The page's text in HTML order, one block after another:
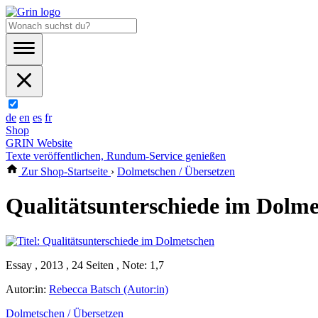
de en es fr
Shop
GRIN Website
Texte veröffentlichen, Rundum-Service genießen
Zur Shop-Startseite › Dolmetschen / Übersetzen
Qualitätsunterschiede im
Essay , 2013 , 24 Seiten , Note: 1,7
Autor:in: Rebecca Batsch (Autor:in)
Dolmetschen / Übersetzen